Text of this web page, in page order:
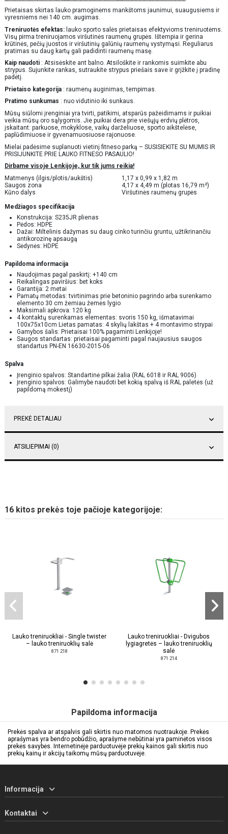
Prietaisas skirtas lauko pramoginėms mankštoms jaunimui, suaugusiems ir
vyresniems nei 140 cm. augimas.
Treniruotės efektas: lauko sporto salės prietaisas efektyvioms treniruotėms.
Visų pirma treniruojamos viršutinės raumenų grupės. Ištempia ir gerina
krūtinės, pečių juostos ir viršutinių galūnių raumenų vystymąsi. Reguliarus
pratimas su daug kartų gali padidinti raumenų masę.
Kaip naudoti : Atsisėskite ant balno. Atsiloškite ir rankomis suimkite abu
strypus. Sujunkite rankas, sutraukite strypus priešais save ir grįžkite į pradinę
padėtį.
Prietaiso kategorija : raumenų auginimas, tempimas.
Pratimo sunkumas : nuo vidutinio iki sunkaus.
Mūsų siūlomi įrenginiai yra tvirti, patikimi, atsparūs pažeidimams ir puikiai
veikia mūsų oro sąlygomis. Jie puikiai dera prie viešųjų erdvių plėtros,
įskaitant: parkuose, mokyklose, vaikų darželiuose, sporto aikštelėse,
paplūdimiuose ir gyvenamuosiuose rajonuose.
Mielai padėsime suplanuoti vietinį fitneso parką – SUSISIEKITE SU MUMIS IR
PRISIJUNKITE PRIE LAUKO FITNESO PASAULIO!
Dirbame visoje Lenkijoje, kur tik jums reikia!
Matmenys (ilgis/plotis/aukštis)
1,17 x 0,99 x 1,82 m
Saugos zona
4,17 x 4,49 m (plotas 16,79 m²)
Kūno dalys
Viršutinės raumenų grupės
Medžiagos specifikacija
Konstrukcija: S235JR plienas
Pėdos: HDPE
Dažai: Miltelinis dažymas su daug cinko turinčiu gruntu, užtikrinančiu
antikorozinę apsaugą
Sėdynės: HDPE
Papildoma informacija
Naudojimas pagal paskirtį: +140 cm
Reikalingas paviršius: bet koks
Garantija: 2 metai
Pamatų metodas: tvirtinimas prie betoninio pagrindo arba surenkamo
elemento 30 cm žemiau žemės lygio
Maksimali apkrova: 120 kg
4 kontaktų surenkamas elementas: svoris 150 kg, išmatavimai
100x75x10cm Lietas pamatas: 4 skylių lakštas + 4 montavimo strypai
Gamybos šalis: Prietaisai 100% pagaminti Lenkijoje!
Saugos standartas: prietaisai pagaminti pagal naujausius saugos
standartus PN-EN 16630-2015-06
Spalva
Įrenginio spalvos: Standartinė pilkai žalia (RAL 6018 ir RAL 9006)
Įrenginio spalvos: Galimybė naudoti bet kokią spalvą iš RAL paletės (už
papildomą mokestį)
PREKĖ DETALIAU
ATSILIEPIMAI (0)
16 kitos prekės toje pačioje kategorijoje:
Lauko treniruokliai - Single twister
– lauko treniruoklių salė
871 218
Lauko treniruokliai - Dvigubos
lygiagretės – lauko treniruoklių
salė
871 214
Papildoma informacija
Prekės spalva ar atspalvis gali skirtis nuo matomos nuotraukoje. Prekės
aprašymas yra bendro pobūdžio, aprašyme nebūtinai yra paminėtos visos
prekės savybės. Internetinėje parduotuvėje prekių kainos gali skirtis nuo
prekių kainų ir akcijų taikomų mūsų parduotuvėje.
Informacija
Kontaktai